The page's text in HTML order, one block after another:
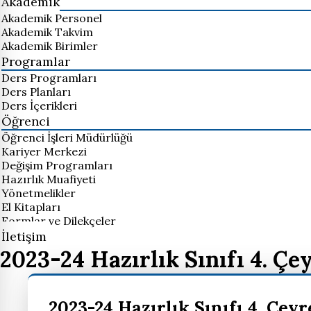
Akademik Personel
Akademik Takvim
Akademik Birimler
Programlar
Ders Programları
Ders Planları
Ders İçerikleri
Öğrenci
Öğrenci İşleri Müdürlüğü
Kariyer Merkezi
Değişim Programları
Hazırlık Muafiyeti
Yönetmelikler
El Kitapları
Formlar ve Dilekçeler
İletişim
2023-24 Hazırlık Sınıfı 4.